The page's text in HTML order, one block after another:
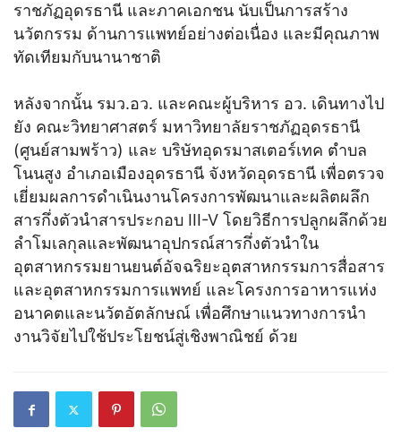
ราชภัฏอุดรธานี และภาคเอกชน นับเป็นการสร้าง
นวัตกรรม ด้านการแพทย์อย่างต่อเนื่อง และมีคุณภาพ
ทัดเทียมกับนานาชาติ
หลังจากนั้น รมว.อว. และคณะผู้บริหาร อว. เดินทางไป
ยัง คณะวิทยาศาสตร์ มหาวิทยาลัยราชภัฏอุดรธานี
(ศูนย์สามพร้าว) และ บริษัทอุดรมาสเตอร์เทค ตำบล
โนนสูง อำเภอเมืองอุดรธานี จังหวัดอุดรธานี เพื่อตรวจ
เยี่ยมผลการดำเนินงานโครงการพัฒนาและผลิตผลึก
สารกึ่งตัวนำสารประกอบ III-V โดยวิธีการปลูกผลึกด้วย
ลำโมเลกุลและพัฒนาอุปกรณ์สารกึ่งตัวนำใน
อุตสาหกรรมยานยนต์อัจฉริยะอุตสาหกรรมการสื่อสาร
และอุตสาหกรรมการแพทย์ และโครงการอาหารแห่ง
อนาคตและนวัตอัตลักษณ์ เพื่อศึกษาแนวทางการนำ
งานวิจัยไปใช้ประโยชน์สู่เชิงพาณิชย์ ด้วย